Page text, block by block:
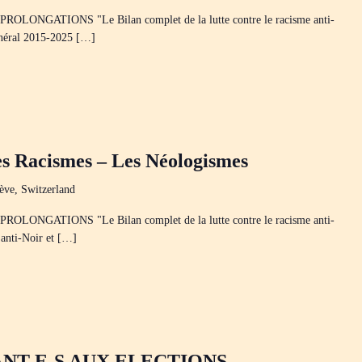
"Le Bilan complet de la lutte contre le racisme anti-
2015-2025 […]
Racismes – Les Néologismes
Switzerland
"Le Bilan complet de la lutte contre le racisme anti-
anti-Noir et […]